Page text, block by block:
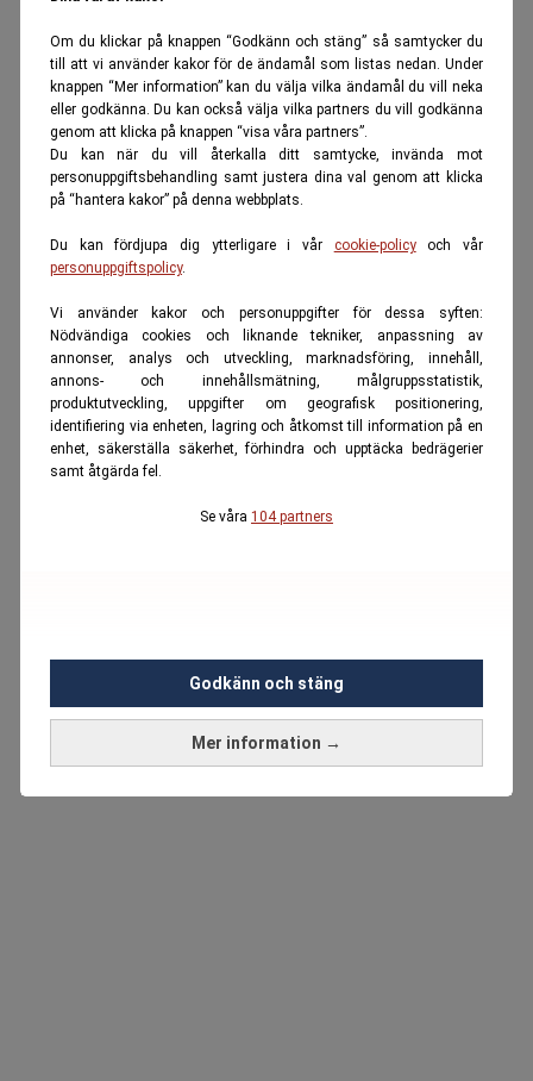
Om du klickar på knappen “Godkänn och stäng” så samtycker du
till att vi använder kakor för de ändamål som listas nedan. Under
knappen “Mer information” kan du välja vilka ändamål du vill neka
eller godkänna. Du kan också välja vilka partners du vill godkänna
genom att klicka på knappen “visa våra partners”.
Du kan när du vill återkalla ditt samtycke, invända mot
personuppgiftsbehandling samt justera dina val genom att klicka
på “hantera kakor” på denna webbplats.
Du kan fördjupa dig ytterligare i vår cookie-policyoch vår
personuppgiftspolicy.
Vi använder kakor och personuppgifter för dessa syften:
Nödvändiga cookies och liknande tekniker, anpassning av
annonser, analys och utveckling, marknadsföring, innehåll,
annons- och innehållsmätning, målgruppsstatistik,
produktutveckling, uppgifter om geografisk positionering,
identifiering via enheten, lagring och åtkomst till information på en
enhet, säkerställa säkerhet, förhindra och upptäcka bedrägerier
samt åtgärda fel.
Se våra 104 partners
Mer information →
Godkänn och stäng